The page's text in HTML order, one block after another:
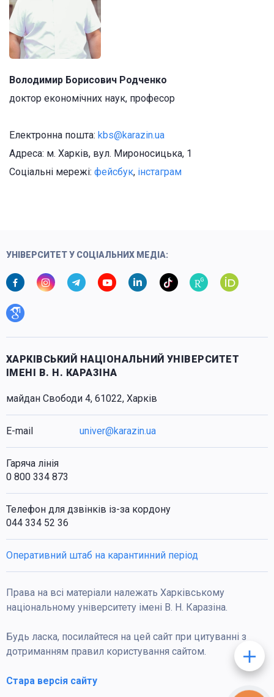
Володимир Борисович Родченко
доктор економічних наук, професор
Електронна пошта: kbs@karazin.ua
Адреса: м. Харків, вул. Мироносицька, 1
Соціальні мережі: фейсбук, інстаграм
УНІВЕРСИТЕТ У СОЦІАЛЬНИХ МЕДІА:
ХАРКІВСЬКИЙ НАЦІОНАЛЬНИЙ УНІВЕРСИТЕТ
ІМЕНІ В. Н. КАРАЗІНА
майдан Свободи 4, 61022, Харків
E-mail univer@karazin.ua
Гаряча лінія
0 800 334 873
Телефон для дзвінків із-за кордону
044 334 52 36
Оперативний штаб на карантинний період
Права на всі матеріали належать Харківському
національному університету імені В. Н. Каразіна.
Будь ласка, посилайтеся на цей сайт при цитуванні з
дотриманням правил користування сайтом.
Стара версія сайту